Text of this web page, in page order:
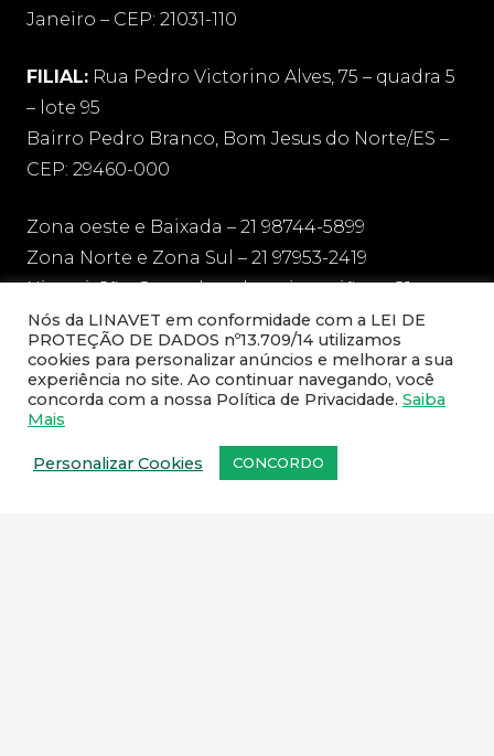
Janeiro – CEP: 21031-110
FILIAL: Rua Pedro Victorino Alves, 75 – quadra 5
– lote 95
Bairro Pedro Branco, Bom Jesus do Norte/ES –
CEP: 29460-000
Zona oeste e Baixada – 21 98744-5899
Zona Norte e Zona Sul – 21 97953-2419
Niteroi, São Gonçalo e demais regiões – 21
97136-1606
sac@linavet.com.br
21 97953-2419 / 21 2591-1467
Nós da LINAVET em conformidade com a LEI DE
PROTEÇÃO DE DADOS nº13.709/14 utilizamos
cookies para personalizar anúncios e melhorar a sua
experiência no site. Ao continuar navegando, você
concorda com a nossa Política de Privacidade. Saiba
Mais
Personalizar Cookies CONCORDO